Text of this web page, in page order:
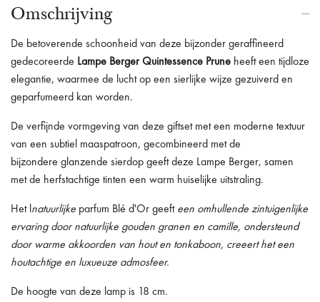
Omschrijving
De betoverende schoonheid van deze bijzonder geraffineerd
gedecoreerde Lampe Berger Quintessence Prune heeft een tijdloze
elegantie, waarmee de lucht op een sierlijke wijze gezuiverd en
geparfumeerd kan worden.
De verfijnde vormgeving van deze giftset met een moderne textuur
van een subtiel maaspatroon, gecombineerd met de
bijzondere glanzende sierdop geeft deze Lampe Berger, samen
met de herfstachtige tinten een warm huiselijke uitstraling.
Het lnatuurlijke parfum Blé d'Or geefteen omhullende zintuigenlijke
ervaring door natuurlijke gouden granen en camille, ondersteund
door warme akkoorden van hout en tonkaboon, creeert het een
houtachtige en luxueuze admosfeer.
De hoogte van deze lamp is 18 cm.